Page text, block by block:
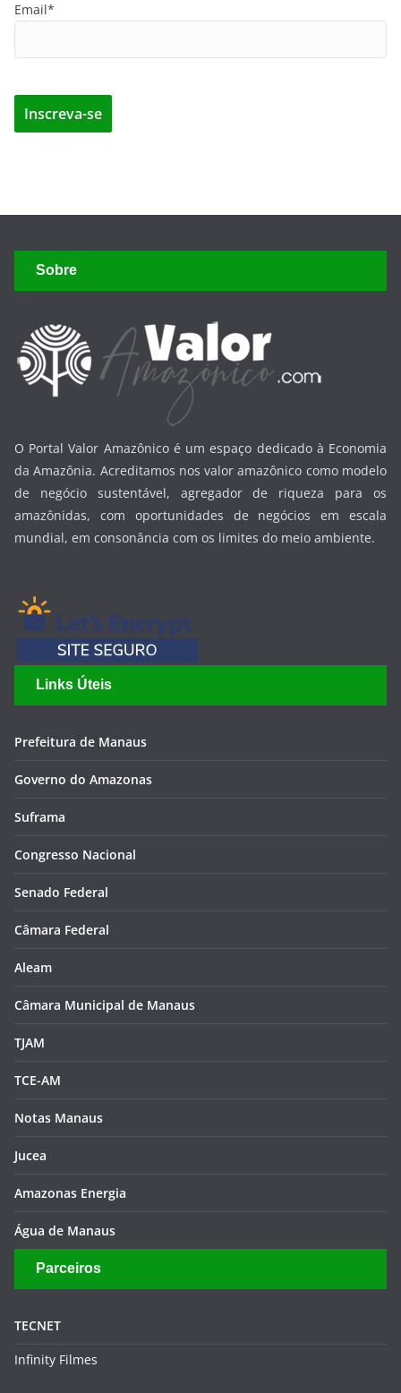
Email*
Sobre
O Portal Valor Amazônico é um espaço dedicado à Economia
da Amazônia. Acreditamos nos valor amazônico como modelo
de negócio sustentável, agregador de riqueza para os
amazônidas, com oportunidades de negócios em escala
mundial, em consonância com os limites do meio ambiente.
Links Úteis
Prefeitura de Manaus
Governo do Amazonas
Suframa
Congresso Nacional
Senado Federal
Câmara Federal
Aleam
Câmara Municipal de Manaus
TJAM
TCE-AM
Notas Manaus
Jucea
Amazonas Energia
Água de Manaus
Parceiros
TECNET
Infinity Filmes